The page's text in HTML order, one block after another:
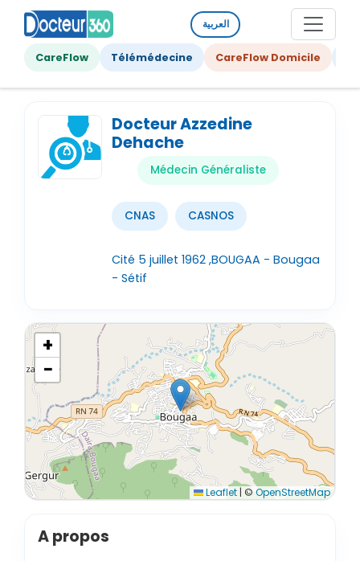
العربية
CareFlow Télémédecine CareFlow Domicile
Docteur Azzedine
Dehache
Médecin Généraliste
CNAS CASNOS
Cité 5 juillet 1962 ,BOUGAA - Bougaa
- Sétif
+
−
Leaflet | © OpenStreetMap
A propos